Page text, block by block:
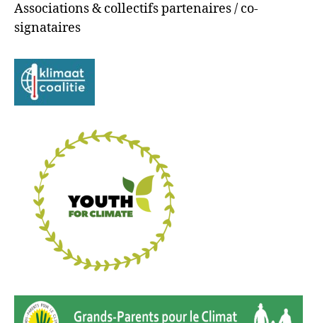
Associations & collectifs partenaires / co-
signataires